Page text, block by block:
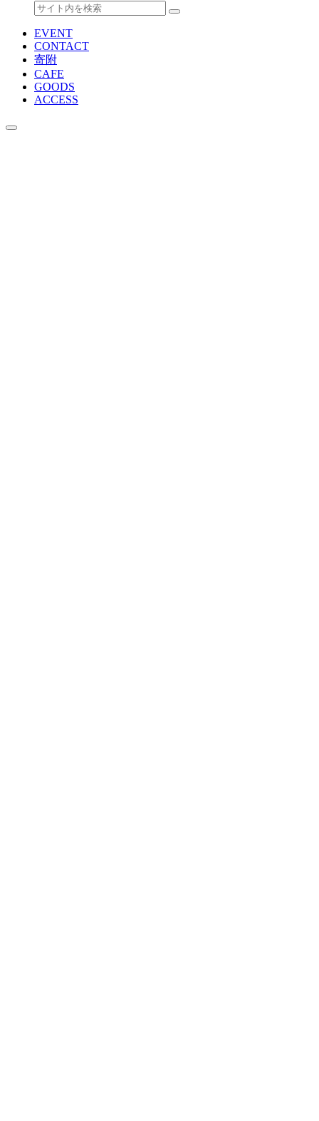
EVENT
CONTACT
寄附
CAFE
GOODS
ACCESS